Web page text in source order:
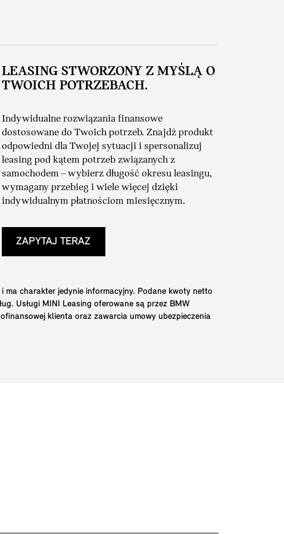
LEASING STWORZONY Z MYŚLĄ O
TWOICH POTRZEBACH.
Indywidualne rozwiązania finansowe
dostosowane do Twoich potrzeb. Znajdź produkt
odpowiedni dla Twojej sytuacji i spersonalizuj
leasing pod kątem potrzeb związanych z
samochodem – wybierz długość okresu leasingu,
wymagany przebieg i wiele więcej dzięki
indywidualnym płatnościom miesięcznym.
ZAPYTAJ TERAZ
charakter jedynie informacyjny. Podane kwoty netto
Usługi MINI Leasing oferowane są przez BMW
klienta oraz zawarcia umowy ubezpieczenia